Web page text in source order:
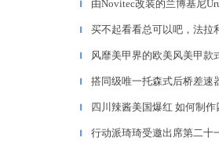
▎ 由Novitec改装的兰博基尼
▎ 买不起看看总可以吧，法拉
▎ 风靡美甲界的欧美风美甲款
▎ 搭同级唯一托森式后桥差速
▎ 四川辣酱美国爆红 如何制
▎ 行动派琦琦受邀出席第二十